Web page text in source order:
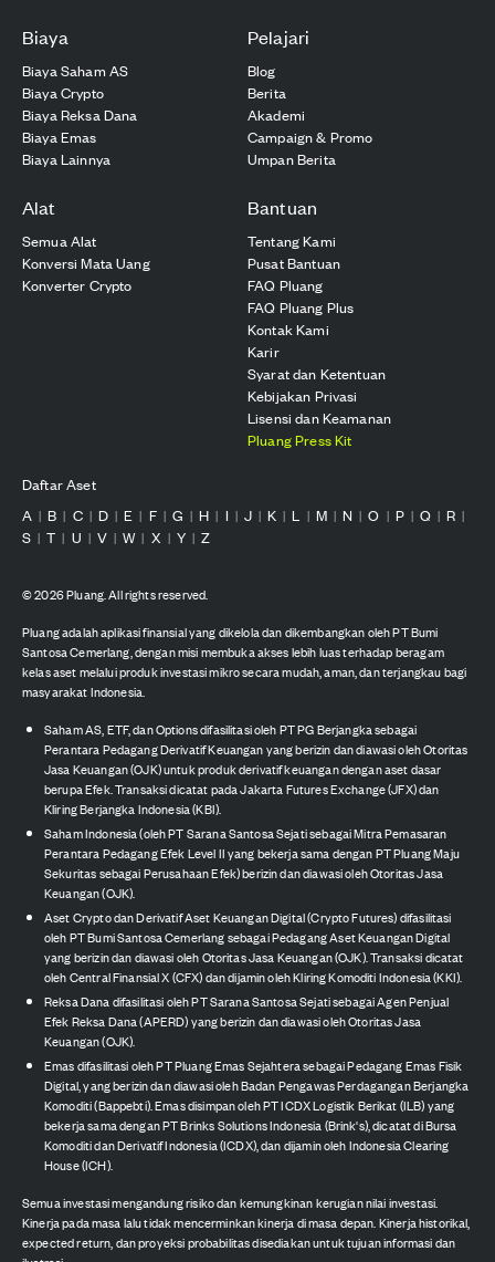
Biaya
Biaya Saham AS
Biaya Crypto
Biaya Reksa Dana
Biaya Emas
Biaya Lainnya
Pelajari
Blog
Berita
Akademi
Campaign & Promo
Umpan Berita
Alat
Semua Alat
Konversi Mata Uang
Konverter Crypto
Bantuan
Tentang Kami
Pusat Bantuan
FAQ Pluang
FAQ Pluang Plus
Kontak Kami
Karir
Syarat dan Ketentuan
Kebijakan Privasi
Lisensi dan Keamanan
Pluang Press Kit
Daftar Aset
A | B | C | D | E | F | G | H | I | J | K | L | M | N | O | P | Q | R |
S | T | U | V | W | X | Y | Z
©2026Pluang. All rights reserved.
Pluang adalah aplikasi finansial yang dikelola dan dikembangkan oleh PT Bumi
Santosa Cemerlang, dengan misi membuka akses lebih luas terhadap beragam
kelas aset melalui produk investasi mikro secara mudah, aman, dan terjangkau bagi
masyarakat Indonesia.
Saham AS, ETF, dan Options difasilitasi oleh PT PG Berjangka sebagai
Perantara Pedagang Derivatif Keuangan yang berizin dan diawasi oleh Otoritas
Jasa Keuangan (OJK) untuk produk derivatif keuangan dengan aset dasar
berupa Efek. Transaksi dicatat pada Jakarta Futures Exchange (JFX) dan
Kliring Berjangka Indonesia (KBI).
Saham Indonesia (oleh PT Sarana Santosa Sejati sebagai Mitra Pemasaran
Perantara Pedagang Efek Level II yang bekerja sama dengan PT Pluang Maju
Sekuritas sebagai Perusahaan Efek) berizin dan diawasi oleh Otoritas Jasa
Keuangan (OJK).
Aset Crypto dan Derivatif Aset Keuangan Digital (Crypto Futures) difasilitasi
oleh PT Bumi Santosa Cemerlang sebagai Pedagang Aset Keuangan Digital
yang berizin dan diawasi oleh Otoritas Jasa Keuangan (OJK). Transaksi dicatat
oleh Central Finansial X (CFX) dan dijamin oleh Kliring Komoditi Indonesia (KKI).
Reksa Dana difasilitasi oleh PT Sarana Santosa Sejati sebagai Agen Penjual
Efek Reksa Dana (APERD) yang berizin dan diawasi oleh Otoritas Jasa
Keuangan (OJK).
Emas difasilitasi oleh PT Pluang Emas Sejahtera sebagai Pedagang Emas Fisik
Digital, yang berizin dan diawasi oleh Badan Pengawas Perdagangan Berjangka
Komoditi (Bappebti). Emas disimpan oleh PT ICDX Logistik Berikat (ILB) yang
bekerja sama dengan PT Brinks Solutions Indonesia (Brink's), dicatat di Bursa
Komoditi dan Derivatif Indonesia (ICDX), dan dijamin oleh Indonesia Clearing
House (ICH).
Semua investasi mengandung risiko dan kemungkinan kerugian nilai investasi.
Kinerja pada masa lalu tidak mencerminkan kinerja di masa depan. Kinerja historikal,
expected return, dan proyeksi probabilitas disediakan untuk tujuan informasi dan